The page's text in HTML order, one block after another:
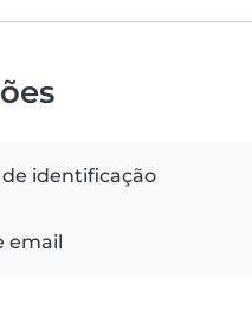
identificação
email